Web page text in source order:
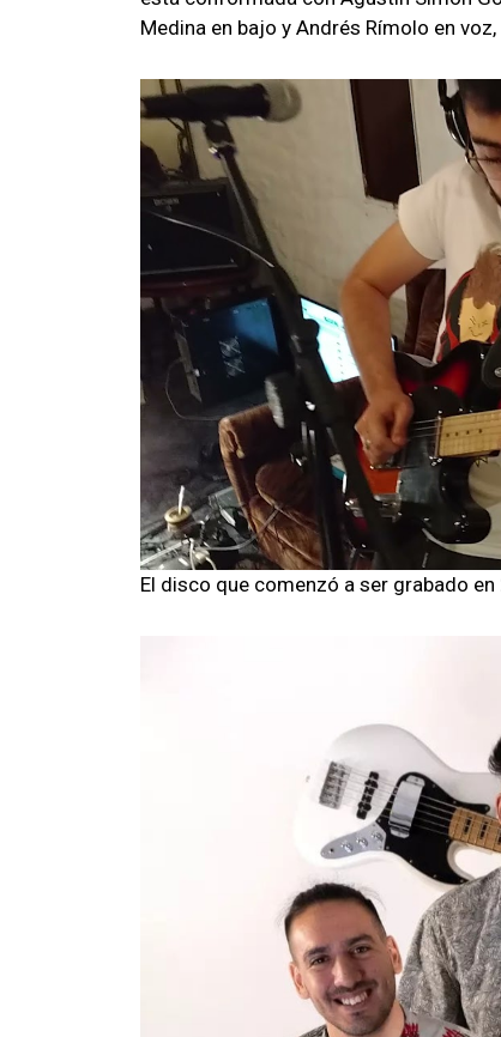
Medina en bajo y Andrés Rímolo en
El disco que comenzó a ser grabado